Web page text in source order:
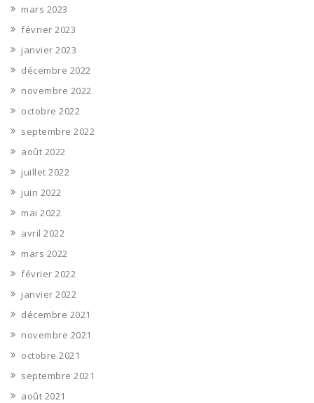
mars 2023
février 2023
janvier 2023
décembre 2022
novembre 2022
octobre 2022
septembre 2022
août 2022
juillet 2022
juin 2022
mai 2022
avril 2022
mars 2022
février 2022
janvier 2022
décembre 2021
novembre 2021
octobre 2021
septembre 2021
août 2021